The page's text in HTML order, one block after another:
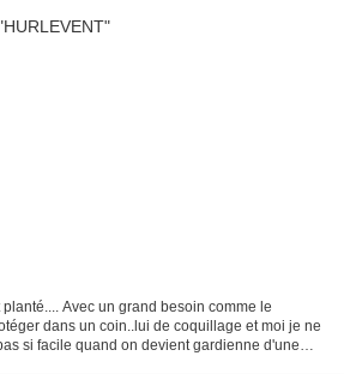
planté.... Avec un grand besoin comme le
dans un coin..lui de coquillage et moi je ne
si facile quand on devient gardienne d'une